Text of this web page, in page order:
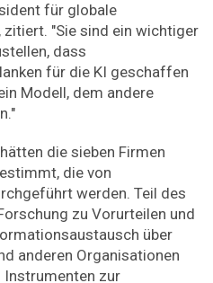
für globale
zitiert. "Sie sind ein wichtiger
dass
für die KI geschaffen
Modell, dem andere
die sieben Firmen
die von
werden. Teil des
zu Vorurteilen und
über
anderen Organisationen
Instrumenten zur